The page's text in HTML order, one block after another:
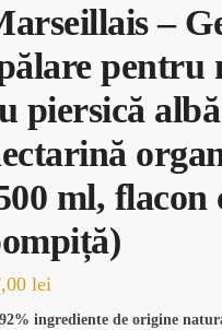
–
pentru
piersică
ml, flacon
lei
ingrediente de origine